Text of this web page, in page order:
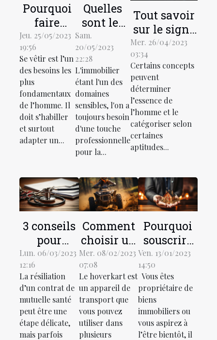
Pourquoi
faire
recours à
grossiste
textile en
ligne ?
Jeu. 25/05/2023
19:56
Se vêtir est l’un
des besoins les
plus
fondamentaux
de l’homme. Il
doit s’habiller
et surtout
adapter un...
Quelles
sont les
raisons de
solliciter
les
services
d'un
conseiller
habitat ?
Sam.
20/05/2023
22:28
L'immobilier
étant l'un des
domaines
sensibles, l'on a
toujours besoin
d'une touche
professionnelle
pour la...
Tout savoir
sur le signe
astrologique
Mer. 26/04/2023
03:34
Certains concepts
peuvent
déterminer
l’essence de
l’homme et le
catégoriser selon
certaines
aptitudes...
3 conseils
pour
résilier à
un contrat
de
mutuelle
santé
Lun. 06/03/2023
12:16
La résiliation
d’un contrat de
mutuelle santé
peut être une
étape délicate,
mais parfois
Comment
choisir un
hoverkart
terrain ?
Mer. 08/02/2023
07:08
Le hoverkart est
un appareil de
transport que
vous pouvez
utiliser dans
plusieurs
Pourquoi
souscrire
une
assurance
de
location
pour votre
propriété ?
Ven. 13/01/2023
14:50
Vous êtes
propriétaire de
biens
immobiliers ou
vous aspirez à
l’être bientôt, il